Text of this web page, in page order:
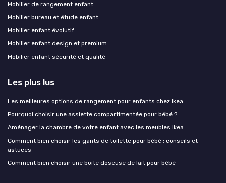
Mobilier de rangement enfant
Mobilier bureau et étude enfant
Mobilier enfant évolutif
Mobilier enfant design et premium
Mobilier enfant sécurité et qualité
Les plus lus
Les meilleures options de rangement pour enfants chez Ikea
Pourquoi choisir une assiette compartimentée pour bébé ?
Aménager la chambre de votre enfant avec les meubles Ikea
Comment bien choisir les gants de toilette pour bébé : conseils et
astuces
Comment bien choisir une boite doseuse de lait pour bébé